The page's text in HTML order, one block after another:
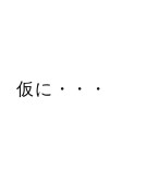
仮に・・・